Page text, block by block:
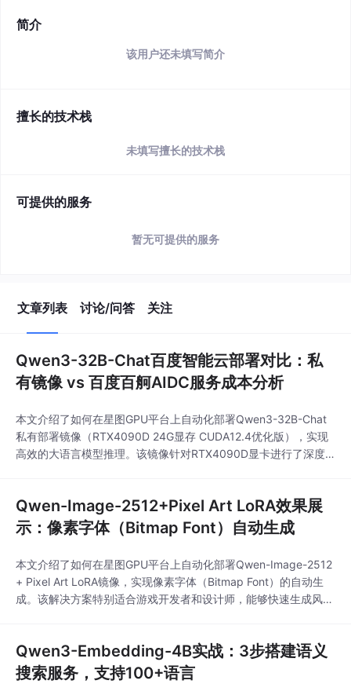
简介
该用户还未填写简介
擅长的技术栈
未填写擅长的技术栈
可提供的服务
暂无可提供的服务
文章列表 讨论/问答 关注
Qwen3-32B-Chat百度智能云部署对比：私
有镜像 vs 百度百舸AIDC服务成本分析
本文介绍了如何在星图GPU平台上自动化部署Qwen3-32B-Chat
私有部署镜像（RTX4090D 24G显存 CUDA12.4优化版），实现
高效的大语言模型推理。该镜像针对RTX4090D显卡进行了深度
Qwen-Image-2512+Pixel Art LoRA效果展
示：像素字体（Bitmap Font）自动生成
本文介绍了如何在星图GPU平台上自动化部署Qwen-Image-2512
+ Pixel Art LoRA镜像，实现像素字体（Bitmap Font）的自动生
成。该解决方案特别适合游戏开发者和设计师，能够快速生成风格
Qwen3-Embedding-4B实战：3步搭建语义
搜索服务，支持100+语言